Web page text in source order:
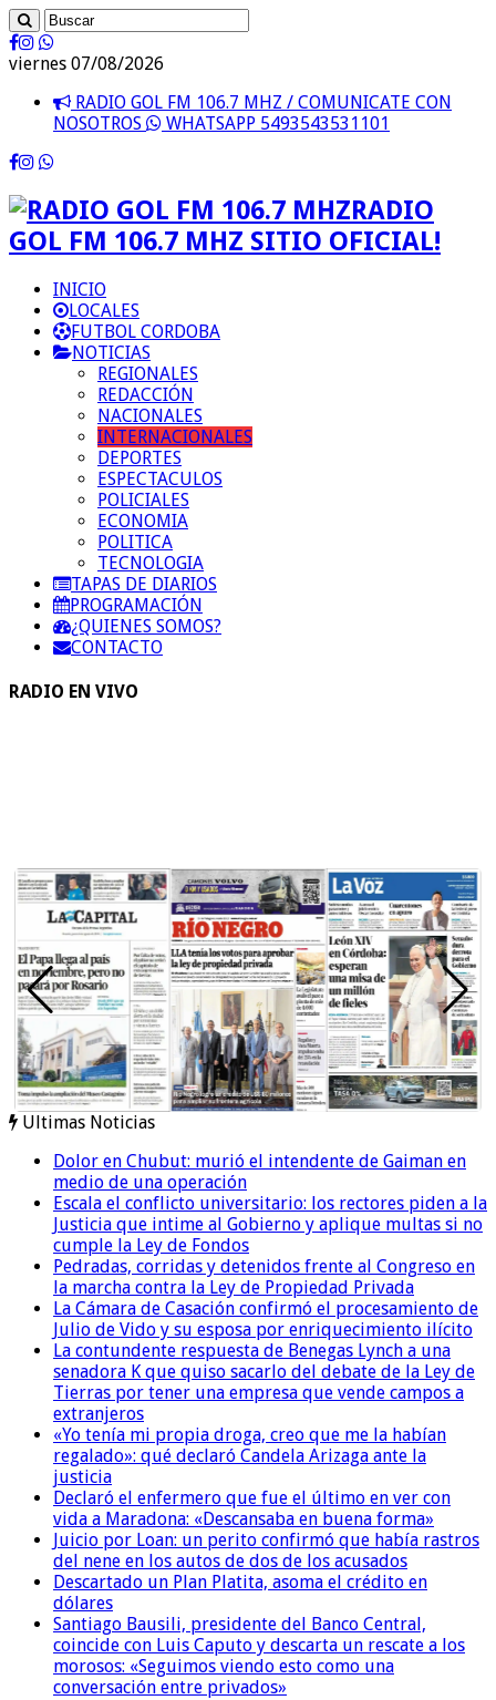
viernes 07/08/2026
RADIO GOL FM 106.7 MHZ / COMUNICATE CON
NOSOTROS
WHATSAPP 5493543531101
RADIO
GOL FM 106.7 MHZ SITIO OFICIAL!
INICIO
LOCALES
FUTBOL CORDOBA
NOTICIAS
REGIONALES
REDACCIÓN
NACIONALES
INTERNACIONALES
DEPORTES
ESPECTACULOS
POLICIALES
ECONOMIA
POLITICA
TECNOLOGIA
TAPAS DE DIARIOS
PROGRAMACIÓN
¿QUIENES SOMOS?
CONTACTO
RADIO EN VIVO
Ultimas Noticias
Dolor en Chubut: murió el intendente de Gaiman en
medio de una operación
Escala el conflicto universitario: los rectores piden a la
Justicia que intime al Gobierno y aplique multas si no
cumple la Ley de Fondos
Pedradas, corridas y detenidos frente al Congreso en
la marcha contra la Ley de Propiedad Privada
La Cámara de Casación confirmó el procesamiento de
Julio de Vido y su esposa por enriquecimiento ilícito
La contundente respuesta de Benegas Lynch a una
senadora K que quiso sacarlo del debate de la Ley de
Tierras por tener una empresa que vende campos a
extranjeros
«Yo tenía mi propia droga, creo que me la habían
regalado»: qué declaró Candela Arizaga ante la
justicia
Declaró el enfermero que fue el último en ver con
vida a Maradona: «Descansaba en buena forma»
Juicio por Loan: un perito confirmó que había rastros
del nene en los autos de dos de los acusados
Descartado un Plan Platita, asoma el crédito en
dólares
Santiago Bausili, presidente del Banco Central,
coincide con Luis Caputo y descarta un rescate a los
morosos: «Seguimos viendo esto como una
conversación entre privados»